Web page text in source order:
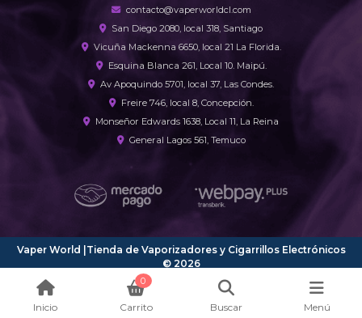
contacto@vaperworldcl.com
San Diego 2080, local 318, Santiago
Vicuña Mackenna 6650, local 21 La Florida.
Esquina Blanca 261, Local 10. Maipú.
Av Apoquindo 5701, local 37, Las Condes.
Freire 746, local 8, Concepción.
Monseñor Edwards 1638, Local 11, La Reina
General Lagos 561, Temuco
Vaper World |Tienda de Vaporizadores y Cigarrillos Electrónicos
© 2026
¿Te gusta mi tienda? Yo vendo con
Inicio
0
Carrito Buscar Menú